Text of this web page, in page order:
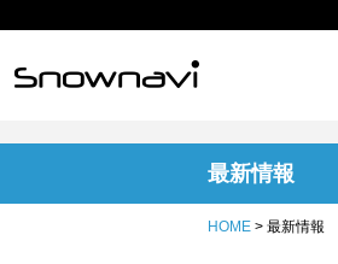
最新情報
HOME > 最新情報